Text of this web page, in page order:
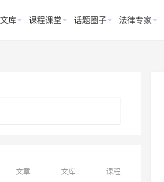
库 课程课堂 话题圈子 法律专家
文章 文库 课程